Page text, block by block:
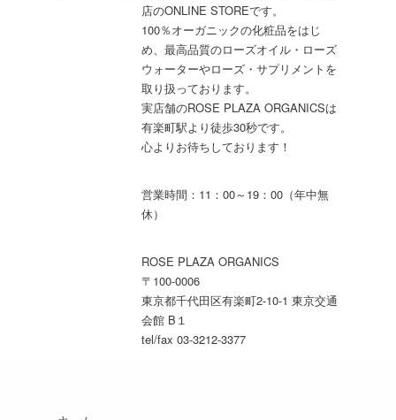
店のONLINE STOREです。
100％オーガニックの化粧品をはじ
め、最高品質のローズオイル・ローズ
ウォーターやローズ・サプリメントを
取り扱っております。
実店舗のROSE PLAZA ORGANICSは
有楽町駅より徒歩30秒です。
心よりお待ちしております！
営業時間：11：00～19：00（年中無
休）
ROSE PLAZA ORGANICS
〒100-0006
東京都千代田区有楽町2-10-1 東京交通
会館 B１
tel/fax 03-3212-3377